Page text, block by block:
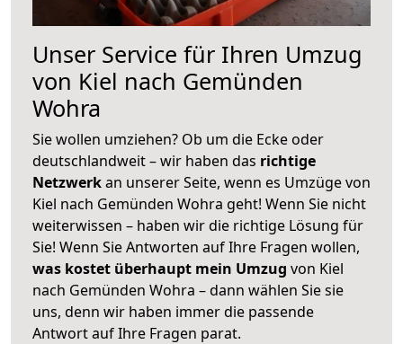
Unser Service für Ihren Umzug
von Kiel nach Gemünden
Wohra
Sie wollen umziehen? Ob um die Ecke oder
deutschlandweit – wir haben das richtige
Netzwerkan unserer Seite, wenn es Umzüge von
Kiel nach Gemünden Wohra geht! Wenn Sie nicht
weiterwissen – haben wir die richtige Lösung für
Sie! Wenn Sie Antworten auf Ihre Fragen wollen,
was kostet überhaupt mein Umzug von Kiel
nach Gemünden Wohra – dann wählen Sie sie
uns, denn wir haben immer die passende
Antwort auf Ihre Fragen parat.